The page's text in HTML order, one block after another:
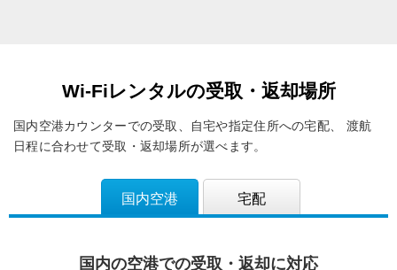
Wi-Fiレンタルの受取・返却場所
国内空港カウンターでの受取、自宅や指定住所への宅配、
渡航
日程に合わせて受取・返却場所が選べます。
国内空港 宅配
国内の空港での受取・返却に対応